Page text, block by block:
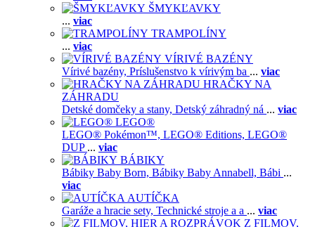
ŠMYKĽAVKY
... viac
TRAMPOLÍNY
... viac
VÍRIVÉ BAZÉNY
Vírivé bazény, Príslušenstvo k vírivým ba ... viac
HRAČKY NA
ZÁHRADU
Detské domčeky a stany, Detský záhradný ná ... viac
LEGO®
LEGO® Pokémon™, LEGO® Editions, LEGO®
DUP ... viac
BÁBIKY
Bábiky Baby Born, Bábiky Baby Annabell, Bábi ...
viac
AUTÍČKA
Garáže a hracie sety, Technické stroje a a ... viac
Z FILMOV,